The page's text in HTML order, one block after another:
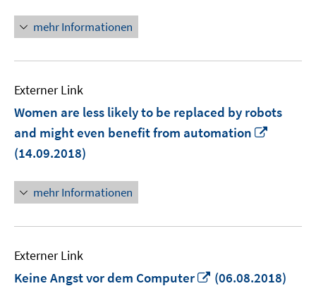
mehr Informationen
Externer Link
Women are less likely to be replaced by robots
and might even benefit from automation
(14.09.2018)
mehr Informationen
Externer Link
Keine Angst vor dem Computer
In
(06.08.2018)